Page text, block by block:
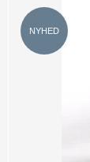
NYHED